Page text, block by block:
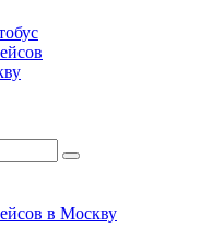
в Москву